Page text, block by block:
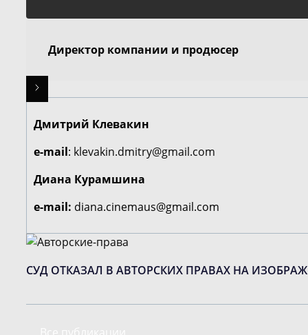
Директор компании и продюсер
Дмитрий Клевакин
e-mail: klevakin.dmitry@gmail.com
Диана Курамшина
e-mail: diana.cinemaus@gmail.com
СУД ОТКАЗАЛ В АВТОРСКИХ ПРАВАХ НА